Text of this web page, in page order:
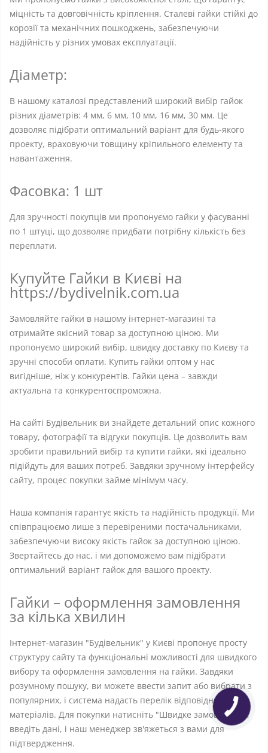
міцність та довговічність кріплення. Сталеві гайки стійкі до
корозії та механічних пошкоджень, забезпечуючи
надійність у різних умовах експлуатації.
Діаметр:
В нашому каталозі представлений широкий вибір гайок
різних діаметрів: 4 мм, 6 мм, 10 мм, 16 мм, 30 мм. Це
дозволяє підібрати оптимальний варіант для будь-якого
проекту, враховуючи товщину кріпильного елементу та
навантаження.
Фасовка: 1 шт
Для зручності покупців ми пропонуємо гайки у фасуванні
по 1 штуці, що дозволяє придбати потрібну кількість без
переплати.
Купуйте Гайки в Києві на
https://bydivelnik.com.ua
Замовляйте гайки в нашому інтернет-магазині та
отримайте якісний товар за доступною ціною. Ми
пропонуємо широкий вибір, швидку доставку по Києву та
зручні способи оплати. Купить гайки оптом у нас
вигідніше, ніж у конкурентів. Гайки цена – завжди
актуальна та конкурентоспроможна.
На сайті Будівельник ви знайдете детальний опис кожного
товару, фотографії та відгуки покупців. Це дозволить вам
зробити правильний вибір та купити гайки, які ідеально
підійдуть для ваших потреб. Завдяки зручному інтерфейсу
сайту, процес покупки займе мінімум часу.
Наша компанія гарантує якість та надійність продукції. Ми
співпрацюємо лише з перевіреними постачальниками,
забезпечуючи високу якість гайок за доступною ціною.
Звертайтесь до нас, і ми допоможемо вам підібрати
оптимальний варіант гайок для вашого проекту.
Гайки – оформлення замовлення
за кілька хвилин
Інтернет-магазин "Будівельник" у Києві пропонує просту
структуру сайту та функціональні можливості для швидкого
вибору та оформлення замовлення на гайки. Завдяки
розумному пошуку, ви можете ввести запит або вибрати з
популярних, і система надасть перелік відповідних
матеріалів. Для покупки натисніть "Швидке замовлення",
введіть дані, і наш менеджер зв'яжеться з вами для
підтвердження.